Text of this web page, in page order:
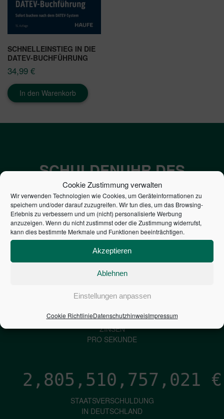
Cookie Zustimmung verwalten
Wir verwenden Technologien wie Cookies, um Geräteinformationen zu
speichern und/oder darauf zuzugreifen. Wir tun dies, um das Browsing-
Erlebnis zu verbessern und um (nicht) personalisierte Werbung
anzuzeigen. Wenn du nicht zustimmst oder die Zustimmung widerrufst,
kann dies bestimmte Merkmale und Funktionen beeinträchtigen.
Akzeptieren
Ablehnen
Einstellungen anpassen
Cookie RichtlinieDatenschutzhinweisImpressum
SCHNELLEINSTIEG IN DIE
DATEV-BUCHFÜHRUNG
34,99 €
In den Warenkorb
SCHULDENUHR DES
BUNDES DER
STEUERZAHLER
7,052€
NEUVERSCHULDUNG
ZINSEN
PRO SEKUNDE
2,805,510,758,291 €
STAATSVERSCHULDUNG
IN DEUTSCHLAND